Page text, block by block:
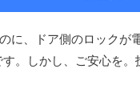
に、ドア側のロック
す。しかし、ご安心を